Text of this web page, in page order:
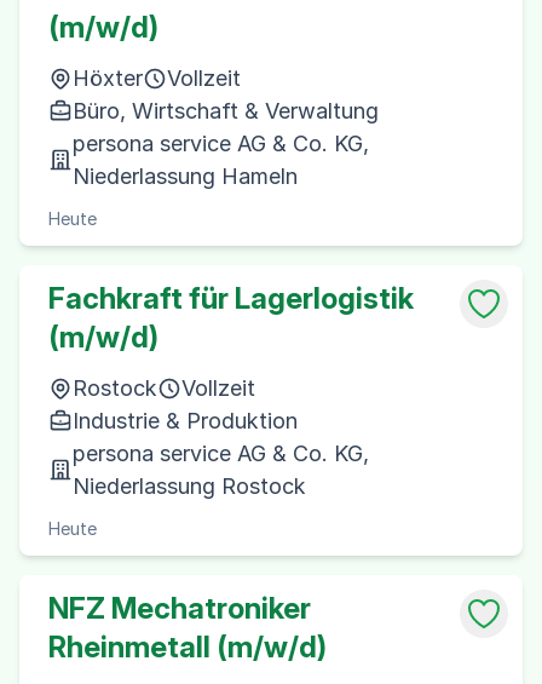
(m/w/d)
Höxter
Vollzeit
Büro, Wirtschaft & Verwaltung
persona service AG & Co. KG,
Niederlassung Hameln
Heute
Fachkraft für Lagerlogistik
(m/w/d)
Rostock
Vollzeit
Industrie & Produktion
persona service AG & Co. KG,
Niederlassung Rostock
Heute
NFZ Mechatroniker
Rheinmetall (m/w/d)